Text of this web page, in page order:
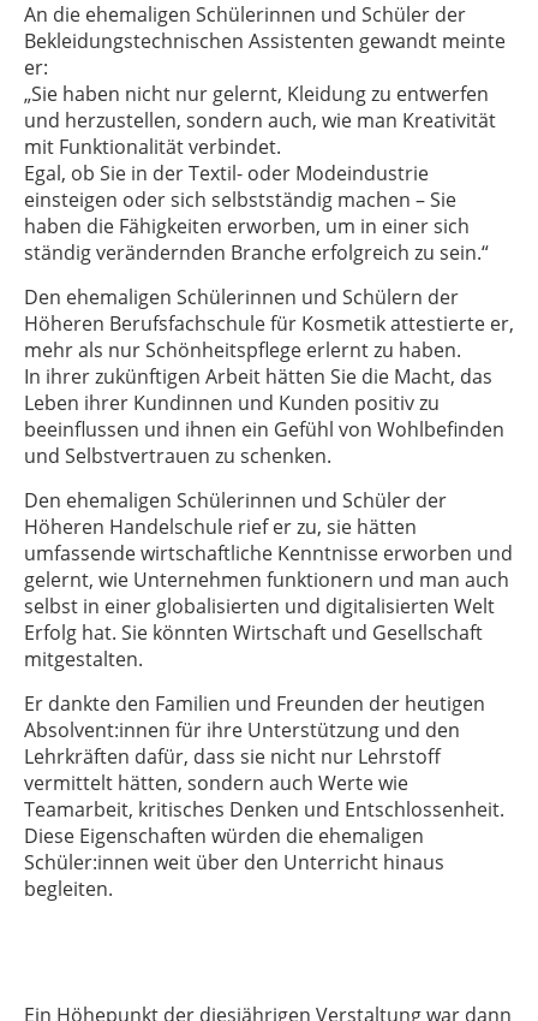
B
e
r
ß
e
n
An die ehemaligen Schülerinnen und Schüler der
Bekleidungstechnischen Assistenten gewandt meinte
er:
„Sie haben nicht nur gelernt, Kleidung zu entwerfen
und herzustellen, sondern auch, wie man Kreativität
mit Funktionalität verbindet.
Egal, ob Sie in der Textil- oder Modeindustrie
einsteigen oder sich selbstständig machen – Sie
haben die Fähigkeiten erworben, um in einer sich
ständig verändernden Branche erfolgreich zu sein.“
Den ehemaligen Schülerinnen und Schülern der
Höheren Berufsfachschule für Kosmetik attestierte er,
mehr als nur Schönheitspflege erlernt zu haben.
In ihrer zukünftigen Arbeit hätten Sie die Macht, das
Leben ihrer Kundinnen und Kunden positiv zu
beeinflussen und ihnen ein Gefühl von Wohlbefinden
und Selbstvertrauen zu schenken.
Den ehemaligen Schülerinnen und Schüler der
Höheren Handelschule rief er zu, sie hätten
umfassende wirtschaftliche Kenntnisse erworben und
gelernt, wie Unternehmen funktionern und man auch
selbst in einer globalisierten und digitalisierten Welt
Erfolg hat. Sie könnten Wirtschaft und Gesellschaft
mitgestalten.
Er dankte den Familien und Freunden der heutigen
Absolvent:innen für ihre Unterstützung und den
Lehrkräften dafür, dass sie nicht nur Lehrstoff
vermittelt hätten, sondern auch Werte wie
Teamarbeit, kritisches Denken und Entschlossenheit.
Diese Eigenschaften würden die ehemaligen
Schüler:innen weit über den Unterricht hinaus
begleiten.
Ein Höhepunkt der diesjährigen Verstaltung war dann